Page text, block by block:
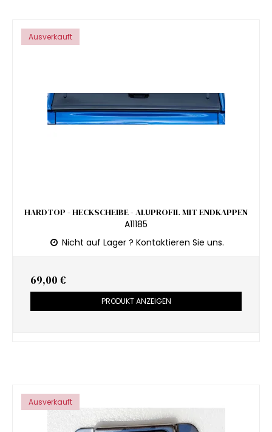
Ausverkauft
HARDTOP - HECKSCHEIBE - ALUPROFIL MIT ENDKAPPEN
A11185
Nicht auf Lager ? Kontaktieren Sie uns.
69,00 €
PRODUKT ANZEIGEN
Ausverkauft